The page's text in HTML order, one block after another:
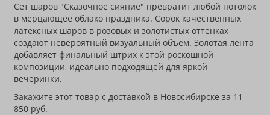
Сет шаров "Сказочное сияние" превратит любой потолок
в мерцающее облако праздника. Сорок качественных
латексных шаров в розовых и золотистых оттенках
создают невероятный визуальный объем. Золотая лента
добавляет финальный штрих к этой роскошной
композиции, идеально подходящей для яркой
вечеринки.
Закажите этот товар с доставкой в Новосибирске за 11
850 руб.